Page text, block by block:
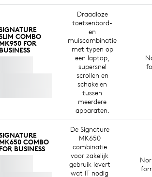
63% voor de muis Exclusief plastic in
– om afgedankt
consumentenelektronica een tweede
en onze CO2-voetafdruk te verkleinen.
GERECYCLED PLASTIC
COMBO
MK950 FOR
BUSINESS
Draadloze
toetsenbord-
en
muiscombinatie
met typen op
een laptop,
supersnel
scrollen en
schakelen
tussen
meerdere
apparaten.
MK650 COMBO
FOR BUSINESS
De Signature
MK650
combinatie
voor zakelijk
gebruik levert
wat IT nodig